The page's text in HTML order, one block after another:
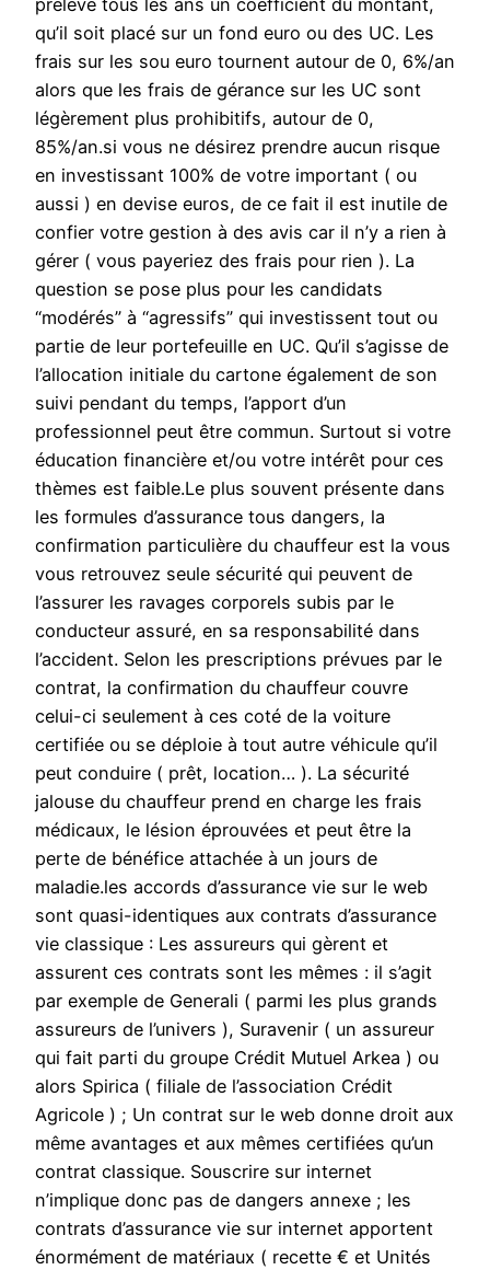
prélève tous les ans un coefficient du montant,
qu’il soit placé sur un fond euro ou des UC. Les
frais sur les sou euro tournent autour de 0, 6%/an
alors que les frais de gérance sur les UC sont
légèrement plus prohibitifs, autour de 0,
85%/an.si vous ne désirez prendre aucun risque
en investissant 100% de votre important ( ou
aussi ) en devise euros, de ce fait il est inutile de
confier votre gestion à des avis car il n’y a rien à
gérer ( vous payeriez des frais pour rien ). La
question se pose plus pour les candidats
“modérés” à “agressifs” qui investissent tout ou
partie de leur portefeuille en UC. Qu’il s’agisse de
l’allocation initiale du cartone également de son
suivi pendant du temps, l’apport d’un
professionnel peut être commun. Surtout si votre
éducation financière et/ou votre intérêt pour ces
thèmes est faible.Le plus souvent présente dans
les formules d’assurance tous dangers, la
confirmation particulière du chauffeur est la vous
vous retrouvez seule sécurité qui peuvent de
l’assurer les ravages corporels subis par le
conducteur assuré, en sa responsabilité dans
l’accident. Selon les prescriptions prévues par le
contrat, la confirmation du chauffeur couvre
celui-ci seulement à ces coté de la voiture
certifiée ou se déploie à tout autre véhicule qu’il
peut conduire ( prêt, location… ). La sécurité
jalouse du chauffeur prend en charge les frais
médicaux, le lésion éprouvées et peut être la
perte de bénéfice attachée à un jours de
maladie.les accords d’assurance vie sur le web
sont quasi-identiques aux contrats d’assurance
vie classique : Les assureurs qui gèrent et
assurent ces contrats sont les mêmes : il s’agit
par exemple de Generali ( parmi les plus grands
assureurs de l’univers ), Suravenir ( un assureur
qui fait parti du groupe Crédit Mutuel Arkea ) ou
alors Spirica ( filiale de l’association Crédit
Agricole ) ; Un contrat sur le web donne droit aux
même avantages et aux mêmes certifiées qu’un
contrat classique. Souscrire sur internet
n’implique donc pas de dangers annexe ; les
contrats d’assurance vie sur internet apportent
énormément de matériaux ( recette € et Unités